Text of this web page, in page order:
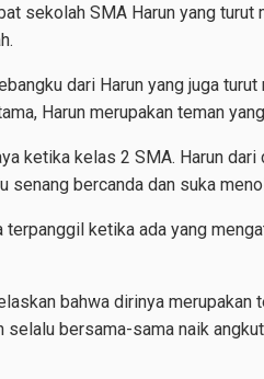
sekolah SMA Harun yang
dari Harun yang juga
Harun merupakan teman
ketika kelas 2 SMA. Harun
senang bercanda dan suka
terpanggil ketika ada yang
bahwa dirinya merupakan
selalu bersama-sama naik